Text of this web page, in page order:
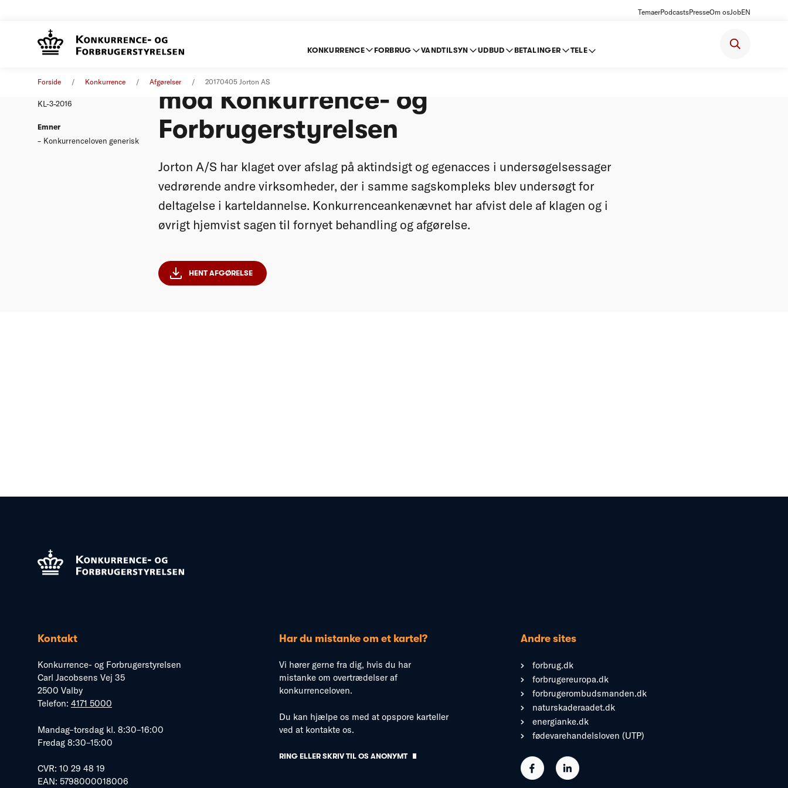
TemaerPodcastsPresseOm osJobEN
KONKURRENCE FORBRUG VANDTILSYN UDBUD BETALINGER TELE
Forside Konkurrence Afgørelser 20170405 Jorton AS
KL-3-2016
Emner
Konkurrenceloven generisk
mod Konkurrence- og
Forbrugerstyrelsen
Jorton A/S har klaget over afslag på aktindsigt og egenacces i undersøgelsessager
vedrørende andre virksomheder, der i samme sagskompleks blev undersøgt for
deltagelse i karteldannelse. Konkurrenceankenævnet har afvist dele af klagen og i
øvrigt hjemvist sagen til fornyet behandling og afgørelse.
HENT AFGØRELSE
Kontakt
Konkurrence- og Forbrugerstyrelsen
Carl Jacobsens Vej 35
2500 Valby
Telefon: 4171 5000
Mandag–torsdag kl. 8:30–16:00
Fredag 8:30–15:00
CVR: 10 29 48 19
EAN: 5798000018006
Har du mistanke om et kartel?
Vi hører gerne fra dig, hvis du har
mistanke om overtrædelser af
konkurrenceloven.
Du kan hjælpe os med at opspore karteller
ved at kontakte os.
RING ELLER SKRIV TIL OS ANONYMT
Andre sites
forbrug.dk
forbrugereuropa.dk
forbrugerombudsmanden.dk
naturskaderaadet.dk
energianke.dk
fødevarehandelsloven (UTP)